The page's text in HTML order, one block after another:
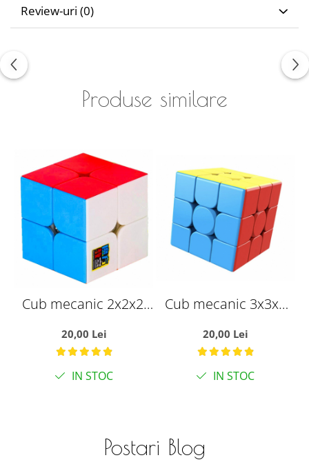
Review-uri (0)
Produse similare
Cub mecanic 2x2x2,
Stickerless, de viteza
Speedcube mecanic
20,00 Lei
IN STOC
Cub mecanic 3x3x3
Moyu, Stickerless, de
viteza, Speedcube
20,00 Lei
IN STOC
Postari Blog